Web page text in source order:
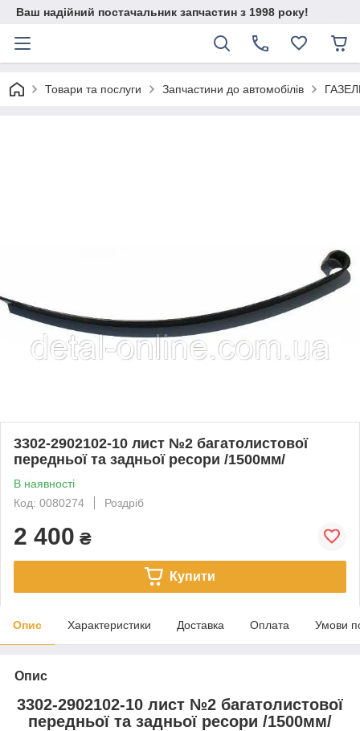
Ваш надійний постачальник запчастин з 1998 року!
Товари та послуги Запчастини до автомобілів
3302-2902102-10 лист №2 багатолистової
передньої та задньої ресори /1500мм/
В наявності
Код: 0080274
Роздріб
2 400 ₴
Купити
Опис Характеристики Доставка Оплата Умови
Опис
3302-2902102-10 лист №2 багатолистової
передньої та задньої ресори /1500мм/